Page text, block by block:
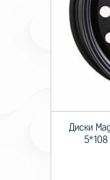
Диски
5*108